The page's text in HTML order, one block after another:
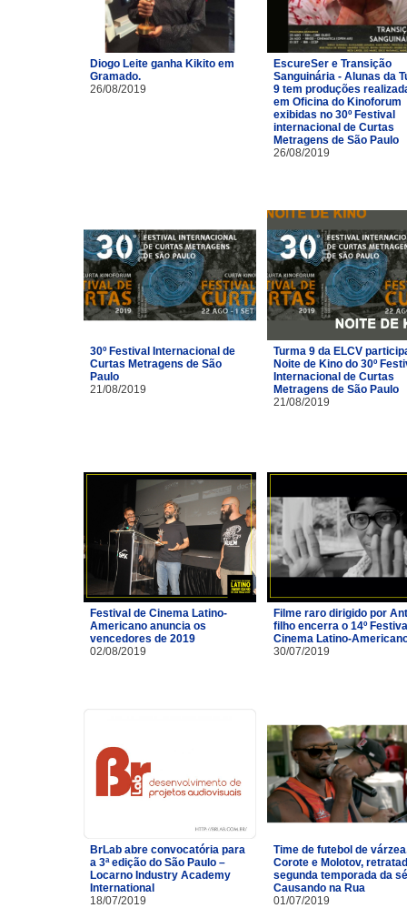
Diogo Leite ganha Kikito em
Gramado.
26/08/2019
EscureSer e Transição
Sanguinária - Alunas da
9 tem produções
em Oficina do Kinoforum
exibidas no 30º Festival
internacional de Curtas
Metragens de São Paulo
26/08/2019
30º Festival Internacional de
Curtas Metragens de São
Paulo
21/08/2019
Turma 9 da ELCV
Noite de Kino do 30º
Internacional de Curtas
Metragens de São Paulo
21/08/2019
Festival de Cinema Latino-
Americano anuncia os
vencedores de 2019
02/08/2019
Filme raro dirigido por
filho encerra o 14º
Cinema Latino-
30/07/2019
BrLab abre convocatória para
a 3ª edição do São Paulo –
Locarno Industry Academy
International
18/07/2019
Time de futebol de
Corote e Molotov,
segunda temporada da
Causando na Rua
01/07/2019